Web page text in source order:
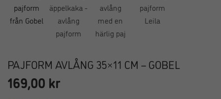
PAJFORM AVLÅNG 35×11 CM – GOBEL
169,00 kr